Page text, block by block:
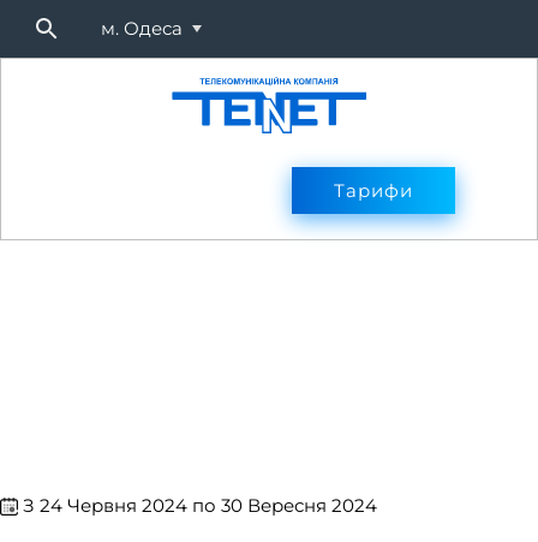
м. Одеса
Оплата
Тарифи
​​ З 24 Червня 2024 по 30 Вересня 2024